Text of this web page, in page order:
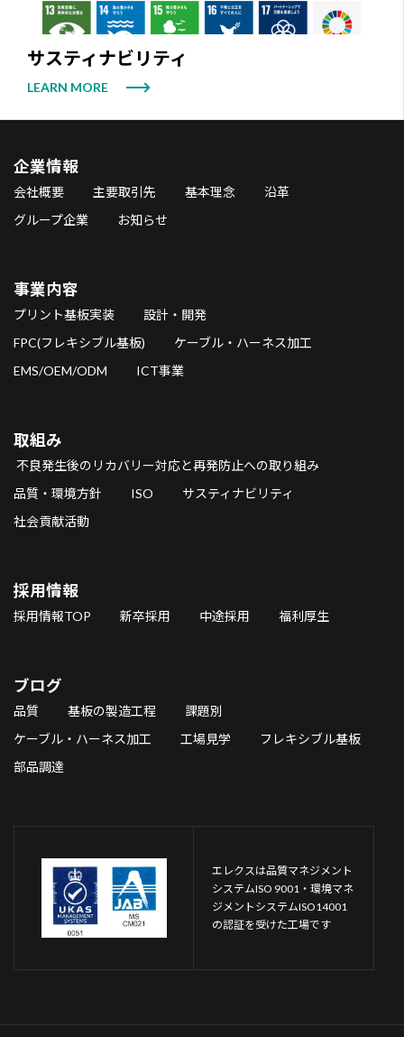
サスティナビリティ
LEARN MORE
企業情報
会社概要 主要取引先 基本理念
沿革
グループ企業
お知らせ
事業内容
プリント基板実装
設計・開発
FPC(フレキシブル基板)
ケーブル・ハーネス加工
EMS/OEM/ODM
ICT事業
取組み
不良発生後のリカバリー対応と再発防止への取り組み
品質・環境方針
ISO
サスティナビリティ
社会貢献活動
採用情報
採用情報TOP 新卒採用 中途採用 福利厚生
ブログ
品質 基板の製造工程
課題別
ケーブル・ハーネス加工
工場見学
フレキシブル基板
部品調達
エレクスは品質マネジメント
システムISO 9001・環境マネ
ジメントシステムISO14001
の認証を受けた工場です